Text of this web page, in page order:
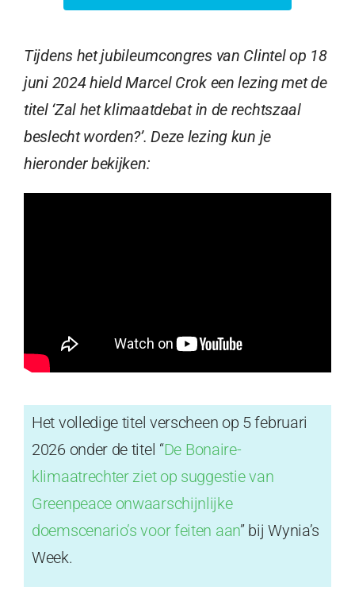
Tijdens het jubileumcongres van Clintel op 18
juni 2024 hield Marcel Crok een lezing met de
titel ‘Zal het klimaatdebat in de rechtszaal
beslecht worden?’. Deze lezing kun je
hieronder bekijken:
Het volledige titel verscheen op 5 februari
2026 onder de titel “De Bonaire-
klimaatrechter ziet op suggestie van
Greenpeace onwaarschijnlijke
doemscenario’s voor feiten aan” bij Wynia’s
Week.